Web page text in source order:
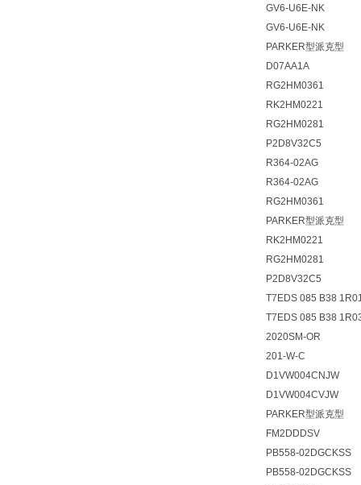
GV6-U6E-NK
GV6-U6E-NK
PARKER型派克型
D07AA1A
RG2HM0361
RK2HM0221
RG2HM0281
P2D8V32C5
R364-02AG
R364-02AG
RG2HM0361
PARKER型派克型
RK2HM0221
RG2HM0281
P2D8V32C5
T7EDS 085 B38
T7EDS 085 B38
2020SM-OR
201-W-C
D1VW004CNJW
D1VW004CVJW
PARKER型派克型
FM2DDDSV
PB558-02DGCKSS
PB558-02DGCKSS